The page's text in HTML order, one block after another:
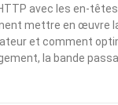
avec les en-
mettre en œuvre
et comment
la bande